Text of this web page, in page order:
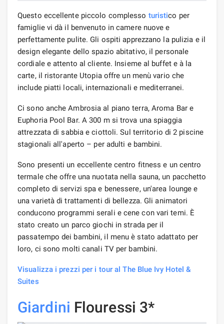
Questo eccellente piccolo complesso turistico per
famiglie vi dà il benvenuto in camere nuove e
perfettamente pulite. Gli ospiti apprezzano la pulizia e il
design elegante dello spazio abitativo, il personale
cordiale e attento al cliente. Insieme al buffet e à la
carte, il ristorante Utopia offre un menù vario che
include piatti locali, internazionali e mediterranei.
Ci sono anche Ambrosia al piano terra, Aroma Bar e
Euphoria Pool Bar. A 300 m si trova una spiaggia
attrezzata di sabbia e ciottoli. Sul territorio di 2 piscine
stagionali all'aperto – per adulti e bambini.
Sono presenti un eccellente centro fitness e un centro
termale che offre una nuotata nella sauna, un pacchetto
completo di servizi spa e benessere, un'area lounge e
una varietà di trattamenti di bellezza. Gli animatori
conducono programmi serali e cene con vari temi. È
stato creato un parco giochi in strada per il
passatempo dei bambini, il menu è stato adattato per
loro, ci sono molti canali TV per bambini.
Visualizza i prezzi per i tour al The Blue Ivy Hotel &
Suites
Giardini Flouressi 3*